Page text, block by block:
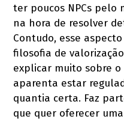
ter poucos NPCs pelo
na hora de resolver
Contudo, esse
filosofia de
explicar muito sobre o
aparenta estar
quantia certa. Faz
que quer oferecer